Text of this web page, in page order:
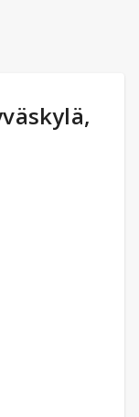
nonstop)